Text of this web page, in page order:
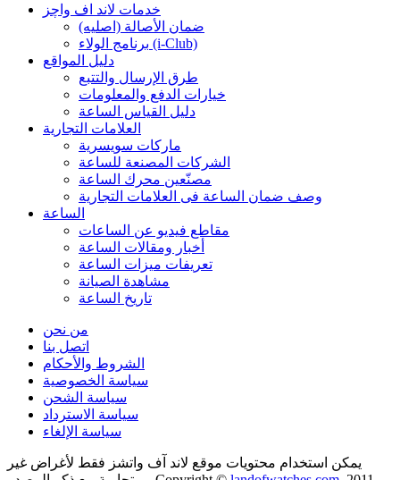
خدمات لاند اف واچز
ضمان الأصالة (اصلیه)
برنامج الولاء (i-Club)
دليل المواقع
طرق الإرسال والتتبع
خيارات الدفع والمعلومات
دليل القياس الساعة
العلامات التجارية
ماركات سويسرية
الشركات المصنعة للساعة
مصنّعين محرك الساعة
وصف ضمان الساعة فی العلامات التجارية
الساعة
مقاطع فيديو عن الساعات
أخبار ومقالات الساعة
تعريفات ميزات الساعة
مشاهدة الصيانة
تاريخ الساعة
من نحن
اتصل بنا
الشروط والأحكام
سياسة الخصوصية
سياسة الشحن
سياسة الاسترداد
سياسة الإلغاء
يمكن استخدام محتويات موقع لاند آف واتشز فقط لأغراض غير